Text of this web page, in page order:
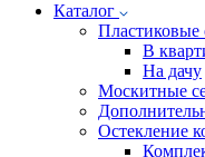
Каталог
Пластиковые
В
На дачу
Москитные
Остекление